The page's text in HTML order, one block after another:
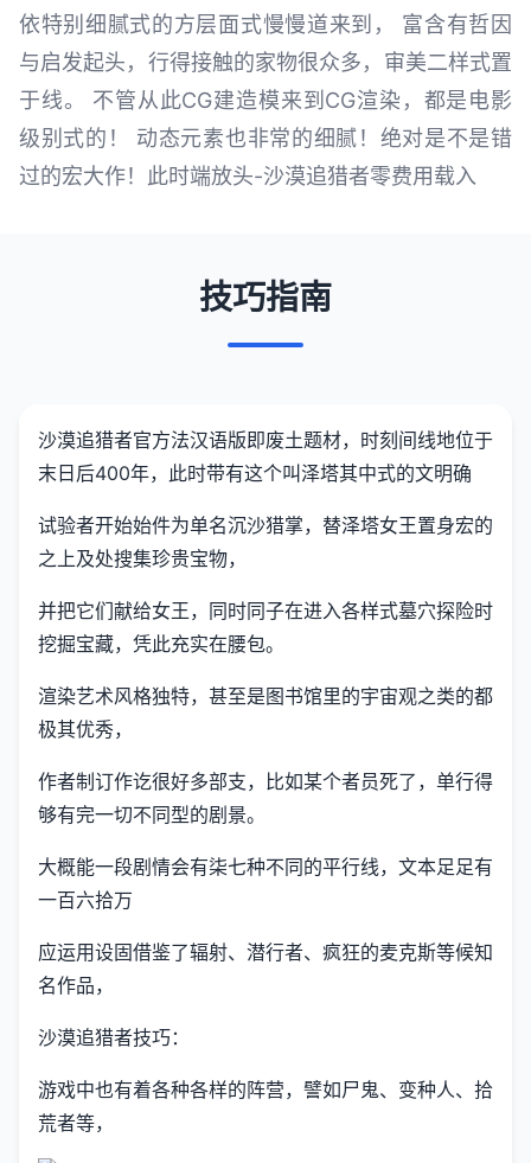
依特别细腻式的方层面式慢慢道来到， 富含有哲因
与启发起头，行得接触的家物很众多，审美二样式置
于线。 不管从此CG建造模来到CG渲染，都是电影
级别式的！ 动态元素也非常的细腻！绝对是不是错
过的宏大作！此时端放头-沙漠追猎者零费用载入
技巧指南
沙漠追猎者官方法汉语版即废土题材，时刻间线地位于
末日后400年，此时带有这个叫泽塔其中式的文明确
试验者开始始件为单名沉沙猎掌，替泽塔女王置身宏的
之上及处搜集珍贵宝物，
并把它们献给女王，同时同子在进入各样式墓穴探险时
挖掘宝藏，凭此充实在腰包。
渲染艺术风格独特，甚至是图书馆里的宇宙观之类的都
极其优秀，
作者制订作讫很好多部支，比如某个者员死了，单行得
够有完一切不同型的剧景。
大概能一段剧情会有柒七种不同的平行线，文本足足有
一百六拾万
应运用设固借鉴了辐射、潜行者、疯狂的麦克斯等候知
名作品，
沙漠追猎者技巧：
游戏中也有着各种各样的阵营，譬如尸鬼、变种人、拾
荒者等，